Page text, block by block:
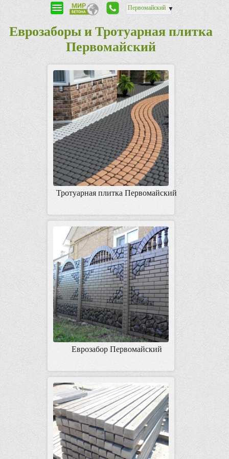
Первомайский ▼
Еврозаборы и Тротуарная плитка
Первомайский
Тротуарная плитка Первомайский
Еврозабор Первомайский